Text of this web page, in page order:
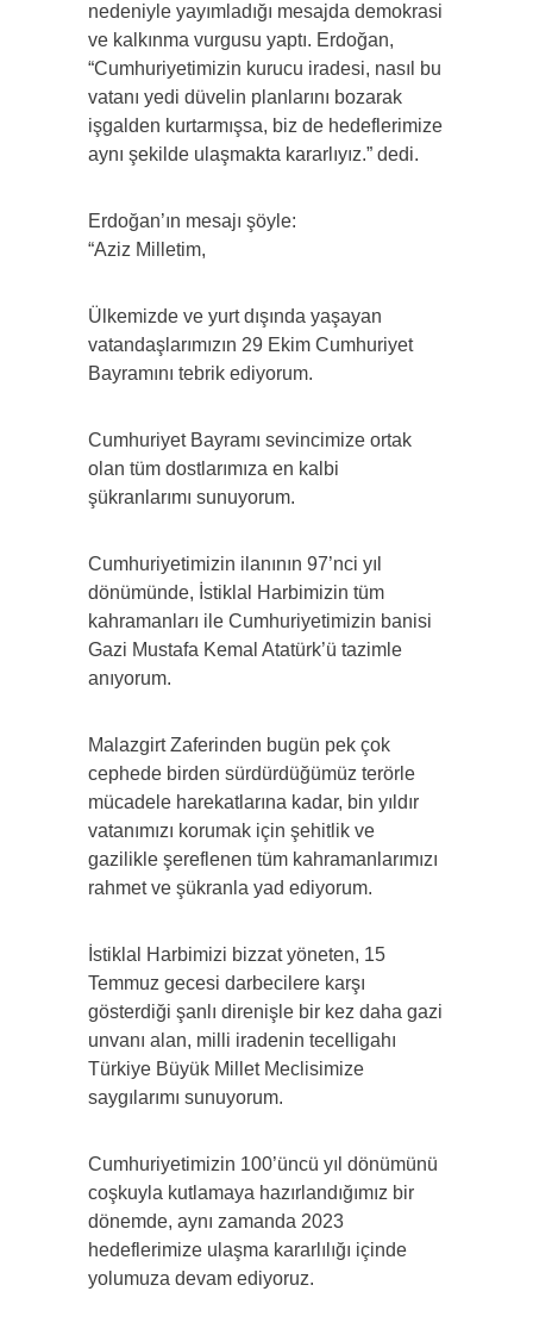
nedeniyle yayımladığı mesajda demokrasi
ve kalkınma vurgusu yaptı. Erdoğan,
“Cumhuriyetimizin kurucu iradesi, nasıl bu
vatanı yedi düvelin planlarını bozarak
işgalden kurtarmışsa, biz de hedeflerimize
aynı şekilde ulaşmakta kararlıyız.” dedi.
Erdoğan’ın mesajı şöyle:
“Aziz Milletim,
Ülkemizde ve yurt dışında yaşayan
vatandaşlarımızın 29 Ekim Cumhuriyet
Bayramını tebrik ediyorum.
Cumhuriyet Bayramı sevincimize ortak
olan tüm dostlarımıza en kalbi
şükranlarımı sunuyorum.
Cumhuriyetimizin ilanının 97’nci yıl
dönümünde, İstiklal Harbimizin tüm
kahramanları ile Cumhuriyetimizin banisi
Gazi Mustafa Kemal Atatürk’ü tazimle
anıyorum.
Malazgirt Zaferinden bugün pek çok
cephede birden sürdürdüğümüz terörle
mücadele harekatlarına kadar, bin yıldır
vatanımızı korumak için şehitlik ve
gazilikle şereflenen tüm kahramanlarımızı
rahmet ve şükranla yad ediyorum.
İstiklal Harbimizi bizzat yöneten, 15
Temmuz gecesi darbecilere karşı
gösterdiği şanlı direnişle bir kez daha gazi
unvanı alan, milli iradenin tecelligahı
Türkiye Büyük Millet Meclisimize
saygılarımı sunuyorum.
Cumhuriyetimizin 100’üncü yıl dönümünü
coşkuyla kutlamaya hazırlandığımız bir
dönemde, aynı zamanda 2023
hedeflerimize ulaşma kararlılığı içinde
yolumuza devam ediyoruz.